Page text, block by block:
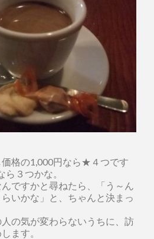
格の1,000円なら★４つです
３つかな。
ですかと尋ねたら、「う～ん
いかな」と、ちゃんと決まっ
の気が変わらないうちに、訪
ます。